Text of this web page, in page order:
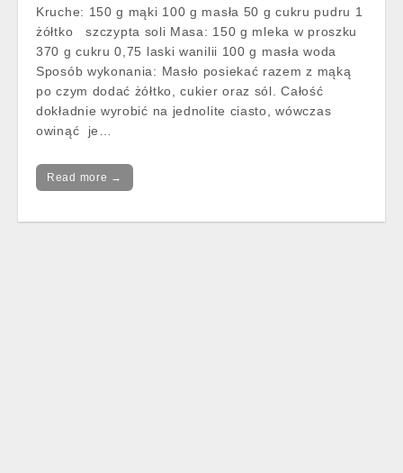
Kruche: 150 g mąki 100 g masła 50 g cukru pudru 1
żółtko szczypta soli Masa: 150 g mleka w proszku
370 g cukru 0,75 laski wanilii 100 g masła woda
Sposób wykonania: Masło posiekać razem z mąką
po czym dodać żółtko, cukier oraz sól. Całość
dokładnie wyrobić na jednolite ciasto, wówczas
owinąć je…
Read more →